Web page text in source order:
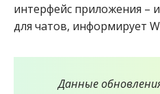
интерфейс приложения –
для чатов, информирует
Данные